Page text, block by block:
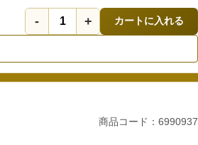
- + カートに入れる
商品コード：6990937